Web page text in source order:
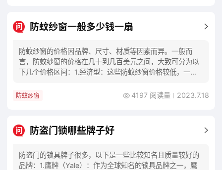
问 防蚊纱窗一般多少钱一扇
防蚊纱窗的价格因品牌、尺寸、材质等因素而异。一般而
言，防蚊纱窗的价格在几十到几百美元之间，大致可分为以
下几个价格区间：1.经济型：这些防蚊纱窗价格较低，一般
防蚊纱窗 4197 阅读量 2023.7.18
问 防盗门锁哪些牌子好
防盗门的锁具牌子很多，以下是一些比较知名且质量较好的
品牌：1.鹰牌（Yale）：作为全球知名的锁具品牌之一，鹰